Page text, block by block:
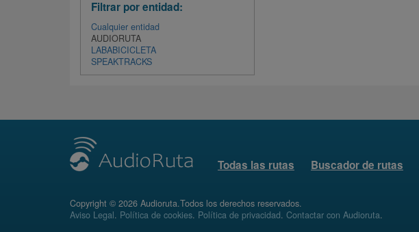
Filtrar por entidad:
Cualquier entidad
AUDIORUTA
LABABICICLETA
SPEAKTRACKS
Todas las rutas Buscador de rutas
Copyright © 2026 Audioruta.Todos los derechos reservados.
Aviso Legal. Política de cookies. Política de privacidad. Contactar con Audioruta.